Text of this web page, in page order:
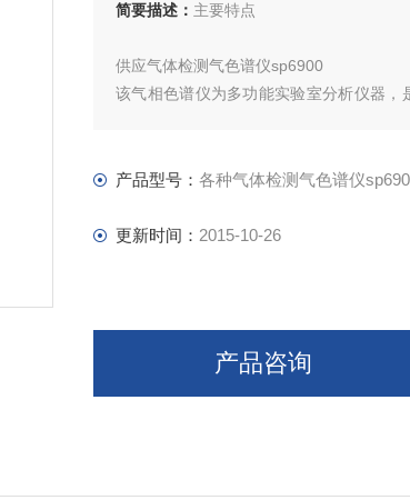
简要描述： 主要特点
供应气体检测气色谱仪sp6900
该气相色谱仪为多功能实验室分析仪器，
H2、O2、CO2、CO、N2、CH4等各种气
产品型号： 各种气体检测气色谱仪
更新时间： 2015-10-26
产品咨询